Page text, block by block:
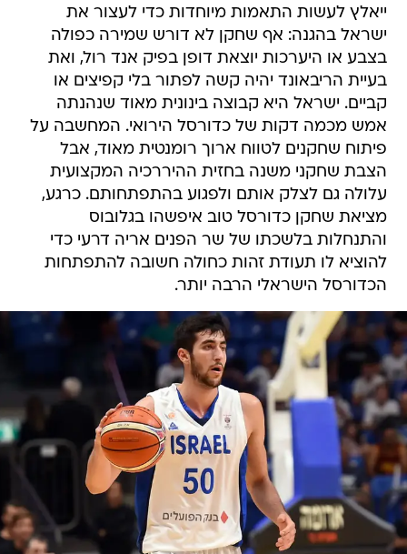
ייאלץ לעשות התאמות מיוחדות כדי לעצור את
ישראל בהגנה: אף שחקן לא דורש שמירה כפולה
בצבע או היערכות יוצאת דופן בפיק אנד רול, ואת
בעיית הריבאונד יהיה קשה לפתור בלי קפיצים או
קביים. ישראל היא קבוצה בינונית מאוד שנהנתה
אמש מכמה דקות של כדורסל הירואי. המחשבה על
פיתוח שחקנים לטווח ארוך רומנטית מאוד, אבל
הצבת שחקני משנה בחזית ההיררכיה המקצועית
עלולה גם לצלק אותם ולפגוע בהתפתחותם. כרגע,
מציאת שחקן כדורסל טוב איפשהו בגלובוס
והתנחלות בלשכתו של שר הפנים אריה דרעי כדי
להוציא לו תעודת זהות כחולה חשובה להתפתחות
הכדורסל הישראלי הרבה יותר.